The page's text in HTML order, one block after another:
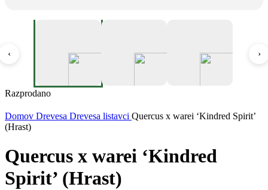
‹ ›
Razprodano
Domov Drevesa Drevesa listavci Quercus x warei ‘Kindred Spirit’
(Hrast)
Quercus x warei ‘Kindred
Spirit’ (Hrast)